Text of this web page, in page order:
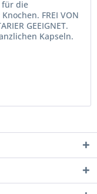
für die
FREI VON
GEEIGNET.
Kapseln.